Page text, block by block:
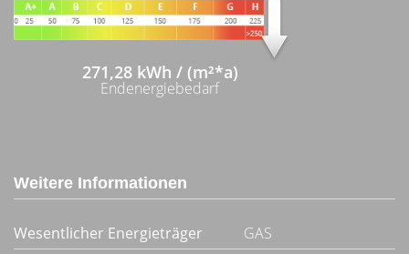
271,28 kWh / (m²*a)
Endenergiebedarf
Weitere Informationen
Wesentlicher Energieträger
GAS